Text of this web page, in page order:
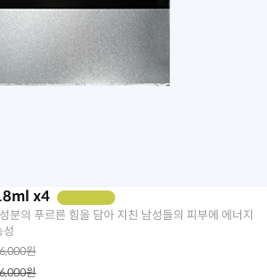
x4
분의 푸르른 힘을 담아 지친 남성들의 피부에 에너지
성
원
원